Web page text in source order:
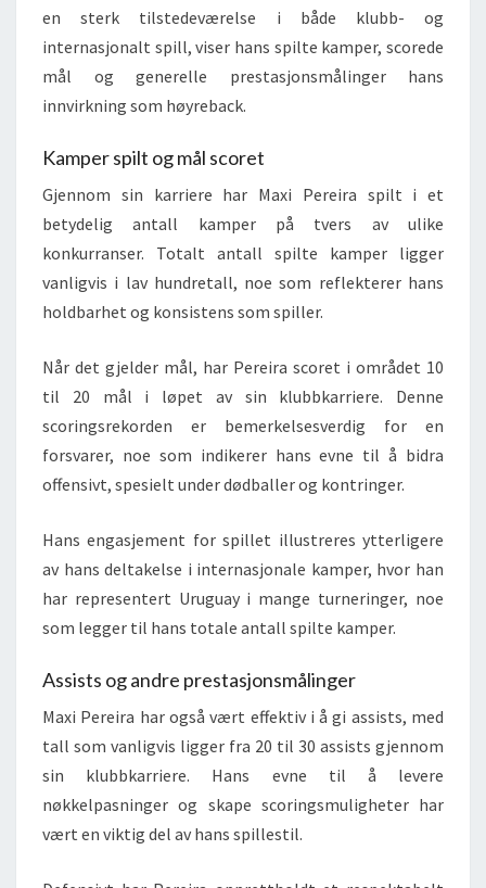
en sterk tilstedeværelse i både klubb- og
internasjonalt spill, viser hans spilte kamper, scorede
mål og generelle prestasjonsmålinger hans
innvirkning som høyreback.
Kamper spilt og mål scoret
Gjennom sin karriere har Maxi Pereira spilt i et
betydelig antall kamper på tvers av ulike
konkurranser. Totalt antall spilte kamper ligger
vanligvis i lav hundretall, noe som reflekterer hans
holdbarhet og konsistens som spiller.
Når det gjelder mål, har Pereira scoret i området 10
til 20 mål i løpet av sin klubbkarriere. Denne
scoringsrekorden er bemerkelsesverdig for en
forsvarer, noe som indikerer hans evne til å bidra
offensivt, spesielt under dødballer og kontringer.
Hans engasjement for spillet illustreres ytterligere
av hans deltakelse i internasjonale kamper, hvor han
har representert Uruguay i mange turneringer, noe
som legger til hans totale antall spilte kamper.
Assists og andre prestasjonsmålinger
Maxi Pereira har også vært effektiv i å gi assists, med
tall som vanligvis ligger fra 20 til 30 assists gjennom
sin klubbkarriere. Hans evne til å levere
nøkkelpasninger og skape scoringsmuligheter har
vært en viktig del av hans spillestil.